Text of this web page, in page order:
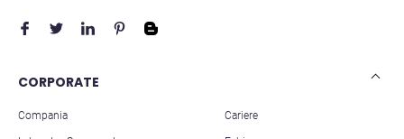
CORPORATE
Compania Cariere